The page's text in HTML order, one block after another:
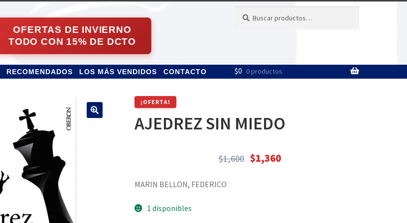
por:
RECOMENDADOS LOS MÁS VENDIDOS CONTACTO $0 0 productos
¡OFERTA!
AJEDREZ SIN MIEDO
$1,600 El
$1,360
El
MARIN BELLON, FEDERICO
1 disponibles